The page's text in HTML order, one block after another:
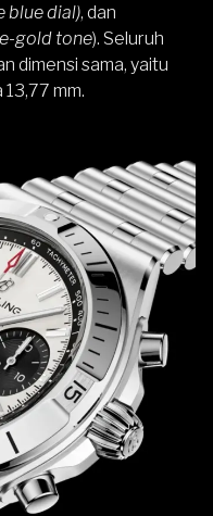
blue dial), dan
gold tone). Seluruh
dimensi sama, yaitu
mm.